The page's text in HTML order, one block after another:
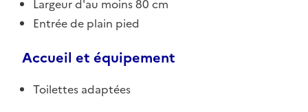
Largeur d'au moins 80 cm
Entrée de plain pied
Accueil et équipement
Toilettes adaptées